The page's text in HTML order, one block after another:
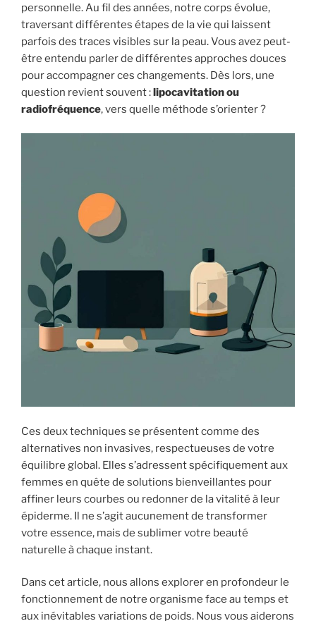
personnelle. Au fil des années, notre corps évolue,
traversant différentes étapes de la vie qui laissent
parfois des traces visibles sur la peau. Vous avez peut-
être entendu parler de différentes approches douces
pour accompagner ces changements. Dès lors, une
question revient souvent :lipocavitation ou
radiofréquence, vers quelle méthode s’orienter ?
Ces deux techniques se présentent comme des
alternatives non invasives, respectueuses de votre
équilibre global. Elles s’adressent spécifiquement aux
femmes en quête de solutions bienveillantes pour
affiner leurs courbes ou redonner de la vitalité à leur
épiderme. Il ne s’agit aucunement de transformer
votre essence, mais de sublimer votre beauté
naturelle à chaque instant.
Dans cet article, nous allons explorer en profondeur le
fonctionnement de notre organisme face au temps et
aux inévitables variations de poids. Nous vous aiderons